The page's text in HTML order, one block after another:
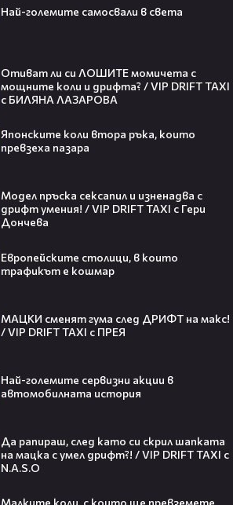
Най-големите самосвали в света
Отиват ли си ЛОШИТЕ момичета с
мощните коли и дрифта? / VIP DRIFT TAXI
с БИЛЯНА ЛАЗАРОВА
Японските коли втора ръка, които
превзеха пазара
Модел пръска сексапил и изненадва с
дрифт умения! / VIP DRIFT TAXI с Гери
Дончева
Европейските столици, в които
трафикът е кошмар
МАЦКИ сменят гума след ДРИФТ на макс!
/ VIP DRIFT TAXI с ПРЕЯ
Най-големите сервизни акции в
автомобилната история
Да рапираш, след като си скрил шапката
на мацка с умел дрифт?! / VIP DRIFT TAXI с
N.A.S.O
Бербо смени терена: от „Олд
Трафорд“ директно на
250 години тишина: Америка
зарови капсула, която никой жив
днес няма да отвори👀💥
Ерлинг Холанд ghost-на Том
Холанд?! 💀 Защо Спайдър-мен
Гранде и Рики Алварес отново
заедно!😍